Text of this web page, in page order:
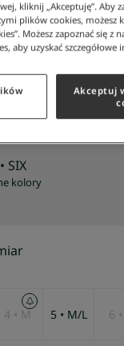
Swetry/Męski Wełniany Sweter
z okrągłym
475 zł
• SIX
kolory
4 • M 5 • M/L 6
kliknij „Akceptuję”. Aby
plików cookies, możesz
Możesz zapoznać się z
aby uzyskać szczegółowe
Akceptuj